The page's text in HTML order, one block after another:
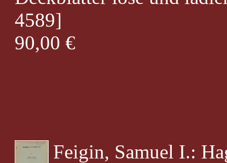
4589]
90,00 €
Feigin, Samuel I.: